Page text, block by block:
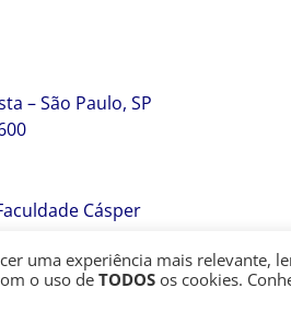
– São Paulo, SP
Cásper
uma experiência mais relevante,
o uso de TODOS os cookies.